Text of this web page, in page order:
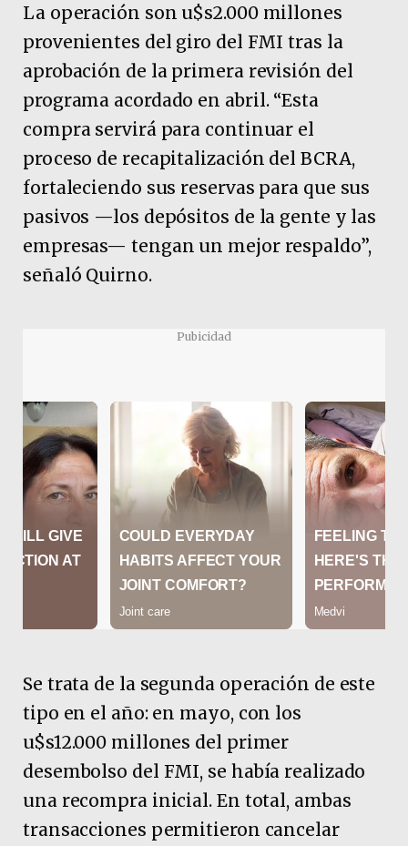
La operación son u$s2.000 millones
provenientes del giro del FMI tras la
aprobación de la primera revisión del
programa acordado en abril. “Esta
compra servirá para continuar el
proceso de recapitalización del BCRA,
fortaleciendo sus reservas para que sus
pasivos —los depósitos de la gente y las
empresas— tengan un mejor respaldo”,
señaló Quirno.
Pubicidad
Se trata de la segunda operación de este
tipo en el año: en mayo, con los
u$s12.000 millones del primer
desembolso del FMI, se había realizado
una recompra inicial. En total, ambas
transacciones permitieron cancelar